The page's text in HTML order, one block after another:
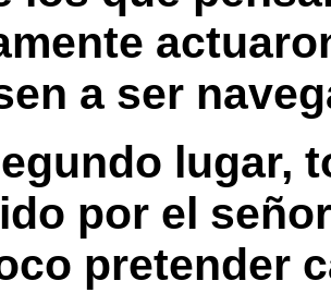
a ser
lugar,
por el
pretender